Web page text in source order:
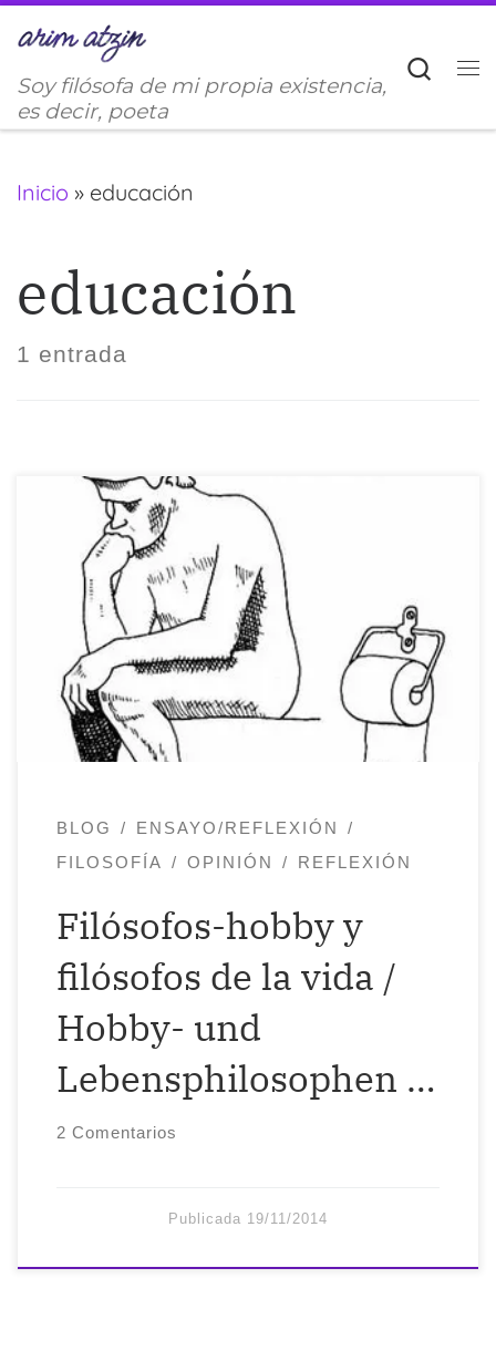
Saltar al contenido
Soy filósofa de mi propia existencia,
es decir, poeta
Inicio » educación
educación
1 entrada
Una reflexión sobre el artículo “La derrota
de la Filosofía”, de José Sánchez Tortosa
Todos alguna vez hemos sido carpinteros-
hobby o incluso cocineros-hobby sin una
preparación previa en profundidad; hasta
filósofos-hobby hemos sido algunos de
nosotros también, pues para filosofar
hace falta de antemano saber pensar:
BLOG
ENSAYO/REFLEXIÓN
FILOSOFÍA
OPINIÓN REFLEXIÓN
Filósofos-hobby y
filósofos de la vida /
Hobby- und
Lebensphilosophen …
2 Comentarios
Publicada 19/11/2014